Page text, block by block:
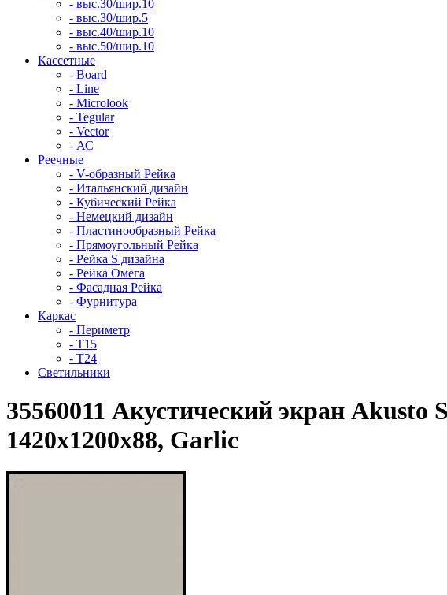
- выс.30/шир.10
- выс.30/шир.5
- выс.40/шир.10
- выс.50/шир.10
Кассетные
- Board
- Line
- Microlook
- Tegular
- Vector
- АС
Реечные
- V-образный Рейка
- Итальянский дизайн
- Кубический Рейка
- Немецкий дизайн
- Пластинообразный Рейка
- Прямоугольный Рейка
- Рейка S дизайна
- Рейка Омега
- Фасадная Рейка
- Фурнитура
Каркас
- Периметр
- Т15
- Т24
Светильники
35560011 Акустический экран Akusto
1420x1200x88, Garlic